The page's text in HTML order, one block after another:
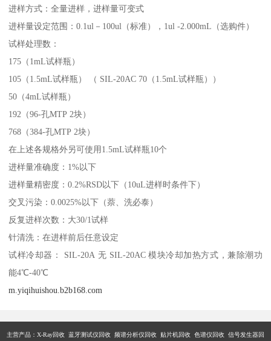
进样方式：全量进样，进样量可变式
进样量设定范围：0.1ul－100ul（标准），1ul -2.000mL（选购件）
试样处理数：
175（1mL试样瓶）
105（1.5mL试样瓶） （ SIL-20AC 70（1.5mL试样瓶））
50（4mL试样瓶）
192（96-孔MTP 2块）
768（384-孔MTP 2块）
在上述各规格外另可使用1.5mL试样瓶10个
进样量准确度：1%以下
进样量精密度：0.2%RSD以下（10uL进样时条件下）
交叉污染：0.0025%以下（萘、洗必泰）
反复进样次数：大30/1试样
针清洗：在进样前后任意设定
试样冷却器： SIL-20A 无 SIL-20AC 模块冷却加热方式，兼除潮功
能4℃-40℃
m.yiqihuishou.b2b168.com
主营产品：X-Ray回收 蓝牙测试仪回收 频谱分析仪回收 贴片机回收 色谱仪回收 信号发生器回